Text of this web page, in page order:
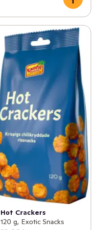
Hot Crackers
120 g, Exotic Snacks